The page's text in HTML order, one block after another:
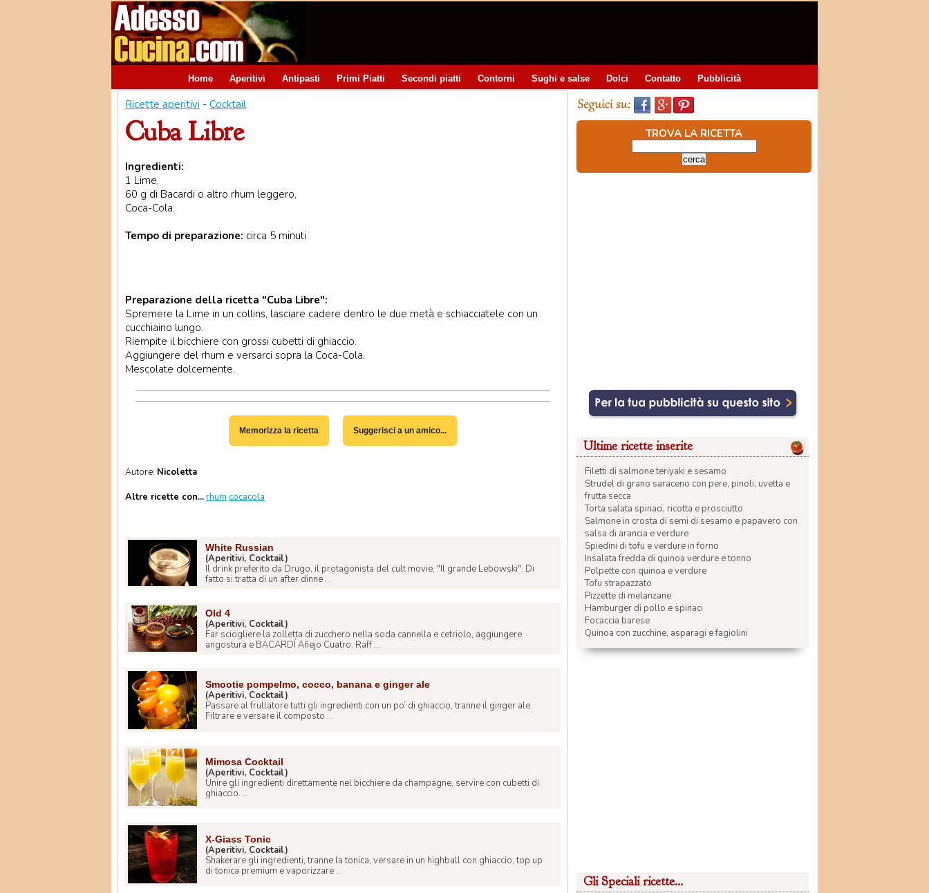
Home Aperitivi Antipasti Primi Piatti Secondi piatti Contorni Sughi e salse Dolci Contatto Pubblicità
Ricette aperitivi - Cocktail
Cuba Libre
Ingredienti:
1 Lime,
60 g di Bacardi o altro rhum leggero,
Coca-Cola.
Tempo di preparazione: circa 5 minuti
Preparazione della ricetta "Cuba Libre":
Spremere la Lime in un collins, lasciare cadere dentro le due metà e schiacciatele con un
cucchiaino lungo.
Riempite il bicchiere con grossi cubetti di ghiaccio.
Aggiungere del rhum e versarci sopra la Coca-Cola.
Mescolate dolcemente.
Memorizza la ricetta Suggerisci a un amico...
Autore: Nicoletta
Altre ricette con...rhum cocacola
White Russian
(Aperitivi, Cocktail)
Il drink preferito da Drugo, il protagonista del cult movie, "Il grande Lebowski". Di
fatto si tratta di un after dinne ...
Old 4
(Aperitivi, Cocktail)
Far sciogliere la zolletta di zucchero nella soda cannella e cetriolo, aggiungere
angostura e BACARDÍ Añejo Cuatro. Raff ...
Smootie pompelmo, cocco, banana e ginger ale
(Aperitivi, Cocktail)
Passare al frullatore tutti gli ingredienti con un po’ di ghiaccio, tranne il ginger ale.
Filtrare e versare il composto ...
Mimosa Cocktail
(Aperitivi, Cocktail)
Unire gli ingredienti direttamente nel bicchiere da champagne, servire con cubetti di
ghiaccio. ...
X-Giass Tonic
(Aperitivi, Cocktail)
Shakerare gli ingredienti, tranne la tonica, versare in un highball con ghiaccio, top up
di tonica premium e vaporizzare ...
TROVA LA RICETTA
Ultime ricette inserite
Filetti di salmone teriyaki e sesamo
Strudel di grano saraceno con pere, pinoli, uvetta e
frutta secca
Torta salata spinaci, ricotta e prosciutto
Salmone in crosta di semi di sesamo e papavero con
salsa di arancia e verdure
Spiedini di tofu e verdure in forno
Insalata fredda di quinoa verdure e tonno
Polpette con quinoa e verdure
Tofu strapazzato
Pizzette di melanzane
Hamburger di pollo e spinaci
Focaccia barese
Quinoa con zucchine, asparagi e fagiolini
Gli Speciali ricette...